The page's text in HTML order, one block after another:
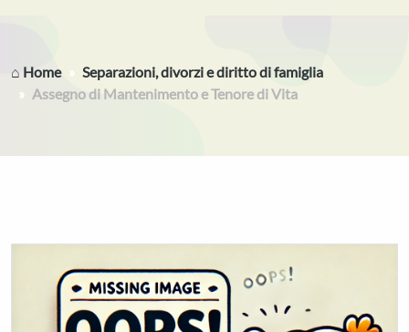
⌂ Home
Separazioni, divorzi e diritto di famiglia
Assegno di Mantenimento e Tenore di Vita